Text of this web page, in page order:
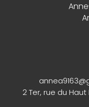
2 Ter, rue du